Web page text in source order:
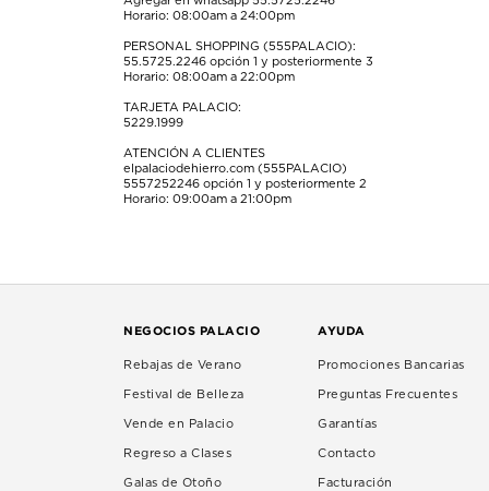
Horario: 08:00am a 24:00pm
PERSONAL SHOPPING (555PALACIO):
55.5725.2246 opción 1 y posteriormente 3
Horario: 08:00am a 22:00pm
TARJETA PALACIO:
5229.1999
ATENCIÓN A CLIENTES
elpalaciodehierro.com (555PALACIO)
5557252246 opción 1 y posteriormente 2
Horario: 09:00am a 21:00pm
NEGOCIOS PALACIO
Rebajas de Verano
Festival de Belleza
Vende en Palacio
Regreso a Clases
Galas de Otoño
AYUDA
Promociones Bancarias
Preguntas Frecuentes
Garantías
Contacto
Facturación